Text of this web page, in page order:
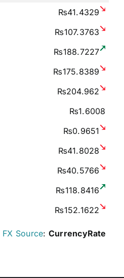
₨41.4329
₨107.3763
₨188.7227
₨175.8389
₨204.962
₨1.6008
₨0.9651
₨41.8028
₨40.5766
₨118.8416
₨152.1622
FX Source: CurrencyRate